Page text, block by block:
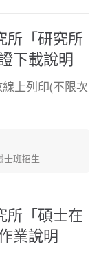
所「研究所
下載說明
上列印(不限次
士班招生
所「碩士在
業說明